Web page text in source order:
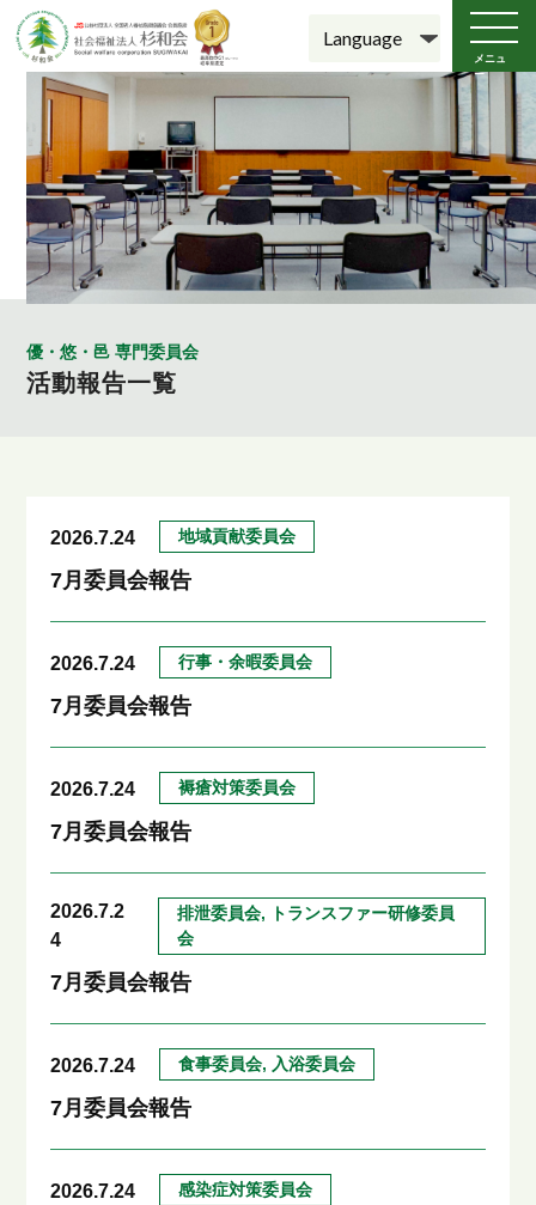
メニュ
ー
優・悠・邑 専門委員会
活動報告一覧
2026.7.24 地域貢献委員会
7月委員会報告
2026.7.24 行事・余暇委員会
7月委員会報告
2026.7.24 褥瘡対策委員会
7月委員会報告
2026.7.2
4
排泄委員会, トランスファー研修委員
会
7月委員会報告
2026.7.24 食事委員会, 入浴委員会
7月委員会報告
2026.7.24 感染症対策委員会